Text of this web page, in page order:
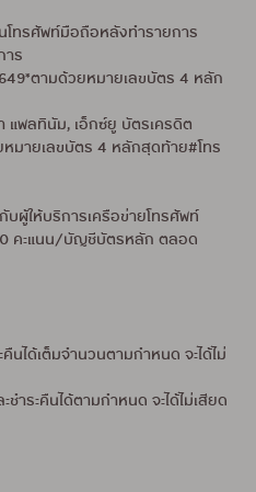
โทรศัพท์มือถือหลังทำรายการ
าร
ตามด้วยหมายเลขบัตร 4 หลัก
แพลทินัม, เอ็กซ์ยู บัตรเครดิต
มายเลขบัตร 4 หลักสุดท้าย#โทร
ผู้ให้บริการเครือข่ายโทรศัพท์
คะแนน/บัญชีบัตรหลัก ตลอด
คืนได้เต็มจำนวนตามกำหนด จะได้ไม่
ำระคืนได้ตามกำหนด จะได้ไม่เสียด